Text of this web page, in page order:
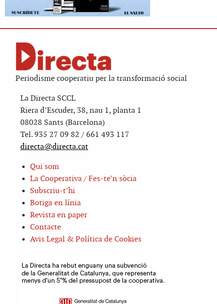
Periodisme cooperatiu per la transformació social
La Directa SCCL
Riera d’Escuder, 38, nau 1, planta 1
08028 Sants (Barcelona)
Tel. 935 27 09 82 / 661 493 117
directa@directa.cat
Qui som
La Cooperativa / Fes-te’n sòcia
Subscriu-t’hi
Botiga en línia
Revista en paper
Contacte
Avis Legal & Política de Cookies